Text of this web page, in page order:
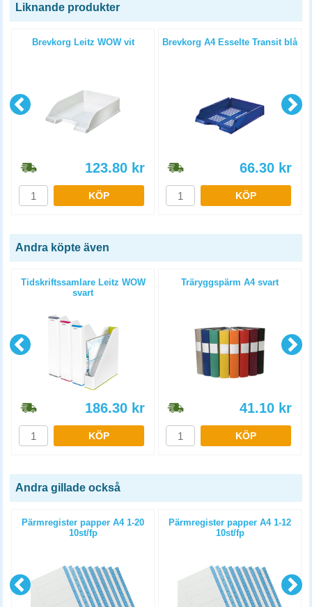
Liknande produkter
Brevkorg Leitz WOW vit
123.80 kr
KÖP
Brevkorg A4 Esselte Transit blå
66.30 kr
KÖP
Andra köpte även
Tidskriftssamlare Leitz WOW
svart
186.30 kr
KÖP
Träryggspärm A4 svart
41.10 kr
KÖP
Andra gillade också
Pärmregister papper A4 1-20
10st/fp
Pärmregister papper A4 1-12
10st/fp